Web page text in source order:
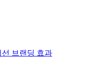
선 브랜딩 효과